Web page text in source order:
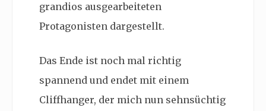
grandios ausgearbeiteten
Protagonisten dargestellt.
Das Ende ist noch mal richtig
spannend und endet mit einem
Cliffhanger, der mich nun sehnsüchtig